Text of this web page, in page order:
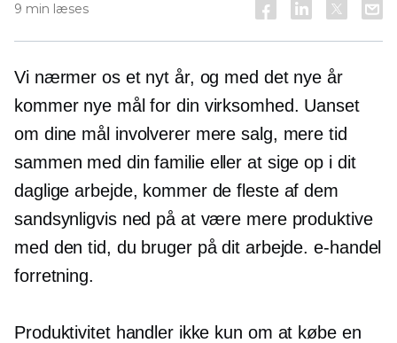
9 min læses
Vi nærmer os et nyt år, og med det nye år
kommer nye mål for din virksomhed. Uanset
om dine mål involverer mere salg, mere tid
sammen med din familie eller at sige op i dit
daglige arbejde, kommer de fleste af dem
sandsynligvis ned på at være mere produktive
med den tid, du bruger på dit arbejde.e-handel
forretning.
Produktivitet handler ikke kun om at købe en